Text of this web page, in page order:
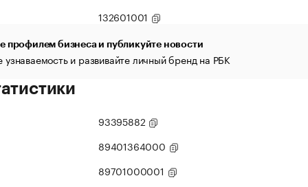
132601001
профилем бизнеса и публикуйте новости
и развивайте личный бренд на РБК
93395882
89401364000
89701000001